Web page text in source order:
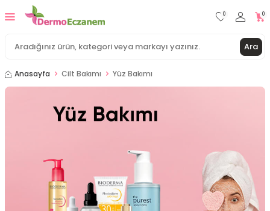
Ara
0 0
Anasayfa Cilt Bakımı Yüz Bakımı